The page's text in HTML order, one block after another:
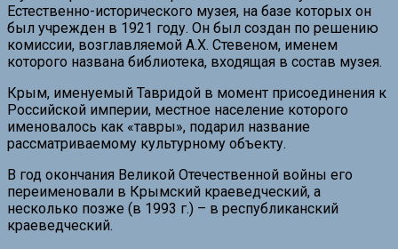
Естественно-исторического музея, на базе которых он
был учрежден в 1921 году. Он был создан по решению
комиссии, возглавляемой А.Х. Стевеном, именем
которого названа библиотека, входящая в состав музея.
Крым, именуемый Тавридой в момент присоединения к
Российской империи, местное население которого
именовалось как «тавры», подарил название
рассматриваемому культурному объекту.
В год окончания Великой Отечественной войны его
переименовали в Крымский краеведческий, а
несколько позже (в 1993 г.) – в республиканский
краеведческий.